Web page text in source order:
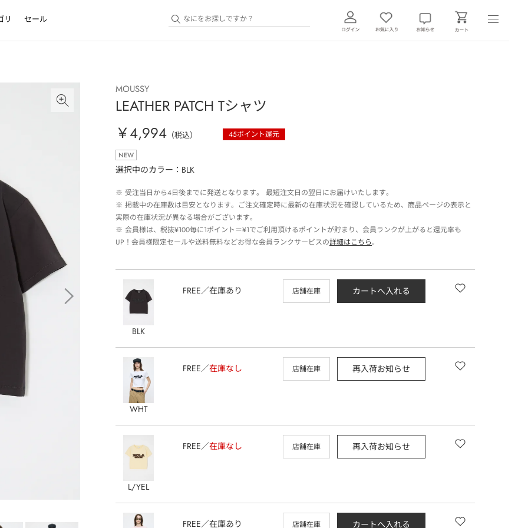
リ セール
MOUSSY
LEATHER PATCH Tシャツ
￥4,994 （税込） 45ポイント還元
NEW
選択中のカラー：BLK
※ 受注当日から4日後までに発送となります。 最短注文日の翌日にお届けいたします。
※ 掲載中の在庫数は目安となります。ご注文確定時に最新の在庫状況を確認しているため、商品ページの表示と
実際の在庫状況が異なる場合がございます。
※ 会員様は、税抜¥100毎に1ポイント＝¥1でご利用頂けるポイントが貯まり、会員ランクが上がると還元率も
UP！会員様限定セールや送料無料などお得な会員ランクサービスの詳細はこちら。
BLK
FREE 在庫あり 店舗在庫 カートへ入れる
WHT
FREE 在庫なし 店舗在庫 再入荷お知らせ
L/YEL
FREE 在庫なし 店舗在庫 再入荷お知らせ
FREE 在庫あり 店舗在庫 カートへ入れる